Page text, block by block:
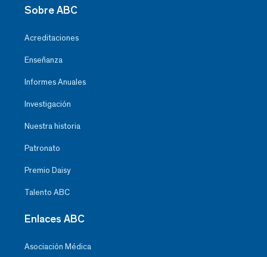
Sobre ABC
Acreditaciones
Enseñanza
Informes Anuales
Investigación
Nuestra historia
Patronato
Premio Daisy
Talento ABC
Enlaces ABC
Asociación Médica